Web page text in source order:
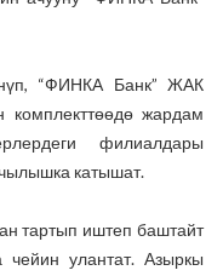
“ФИНКА Банк” ЖАК
жардам
филиалдары
катышат.
тартып иштеп баштайт
чейин улантат. Азыркы